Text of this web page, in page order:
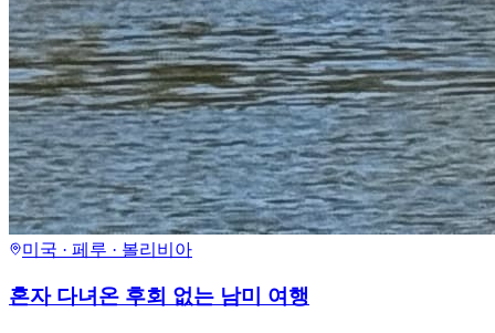
미국 · 페루 · 볼리비아
혼자 다녀온 후회 없는 남미 여행